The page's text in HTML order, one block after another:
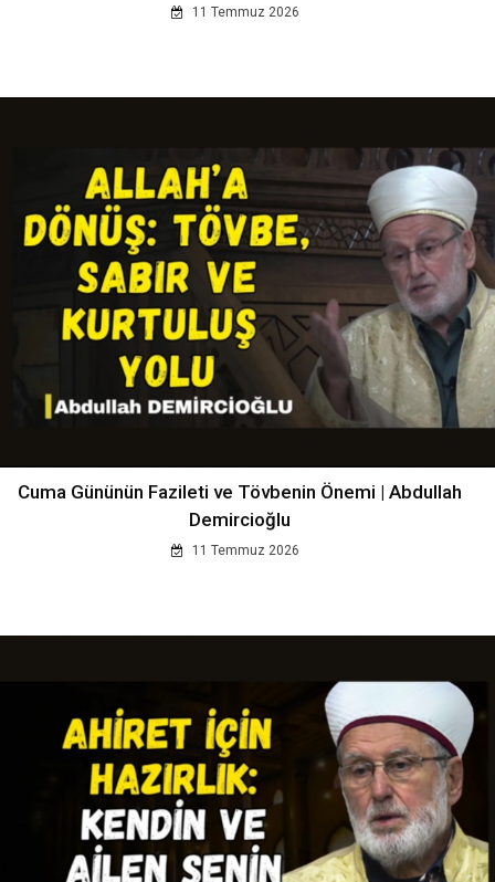
11 Temmuz 2026
Cuma Gününün Fazileti ve Tövbenin Önemi | Abdullah
Demircioğlu
11 Temmuz 2026